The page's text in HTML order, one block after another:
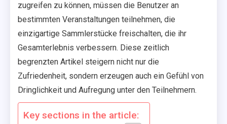
zugreifen zu können, müssen die Benutzer an
bestimmten Veranstaltungen teilnehmen, die
einzigartige Sammlerstücke freischalten, die ihr
Gesamterlebnis verbessern. Diese zeitlich
begrenzten Artikel steigern nicht nur die
Zufriedenheit, sondern erzeugen auch ein Gefühl von
Dringlichkeit und Aufregung unter den Teilnehmern.
Key sections in the article: